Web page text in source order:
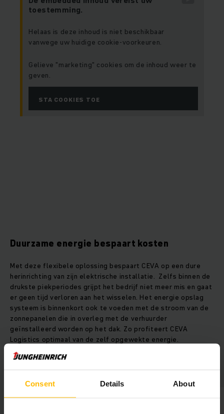
Consent Details About
toestemming.
Helaas is deze inhoud is niet beschikbaar
vanwege uw huidige cookie-voorkeuren.
Gelieve "marketing" cookies om de inhoud weer te
geven.
STA COOKIES TOE
Duurzame energie bespaart kosten
Met deze flexibele oplossing bespaart CEVA op een dure
herinrichting van zijn elektrische installatie. Zelfs binnen de
drukste piekperiodes grijpt het bedrijf niet meer mis en gaat
er geen tijd verloren aan het wisselen. Het energie opslag
systeem is binnenkort ook te voeden met de stroom van de
zonnepanelen die in overleg met de verhuurder
geïnstalleerd worden op het dak. Zo profiteert CEVA
Logistics optimaal van de zelf opgewekte energie.